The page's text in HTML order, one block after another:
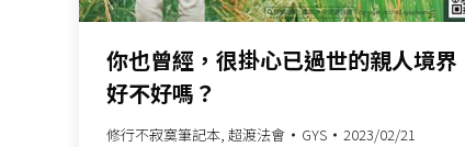
你也曾經，很掛心已過世的親人境界
好不好嗎？
修行不寂寞筆記本, 超渡法會 GYS 2023/02/21